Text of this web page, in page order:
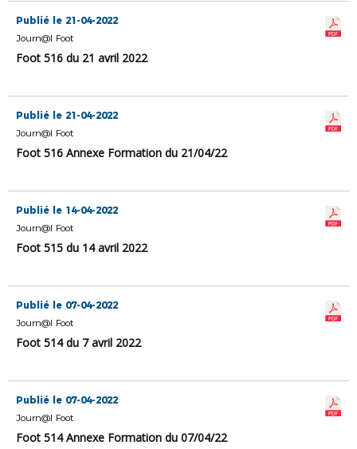
Publié le 21-04-2022
Journ@l Foot
Foot 516 du 21 avril 2022
Publié le 21-04-2022
Journ@l Foot
Foot 516 Annexe Formation du 21/04/22
Publié le 14-04-2022
Journ@l Foot
Foot 515 du 14 avril 2022
Publié le 07-04-2022
Journ@l Foot
Foot 514 du 7 avril 2022
Publié le 07-04-2022
Journ@l Foot
Foot 514 Annexe Formation du 07/04/22